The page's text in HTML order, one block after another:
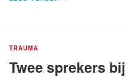
TRAUMA
Twee sprekers